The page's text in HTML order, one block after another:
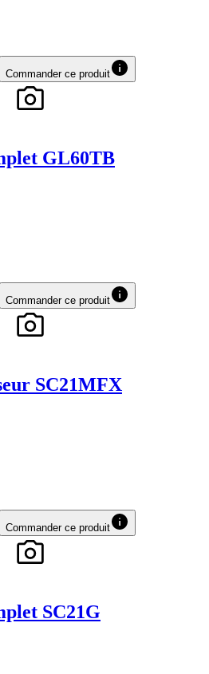
Commander ce produit
GL60TB
Commander ce produit
SC21MFX
Commander ce produit
SC21G